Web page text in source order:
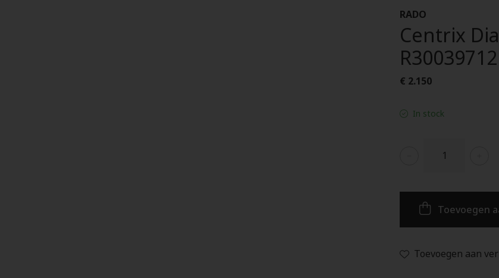
RADO
Centrix
R30039712
€ 2.150
In stock
Toevoegen
Toevoegen aan